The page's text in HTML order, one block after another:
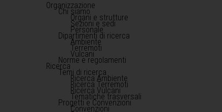
Organizzazione
Chi siamo
Organi e strutture
Sezioni e sedi
Personale
Dipartimenti di ricerca
Ambiente
Terremoti
Vulcani
Norme e regolamenti
Ricerca
Temi di ricerca
Ricerca Ambiente
Ricerca Terremoti
Ricerca Vulcani
Tematiche trasversali
Progetti e Convenzioni
Convenzioni